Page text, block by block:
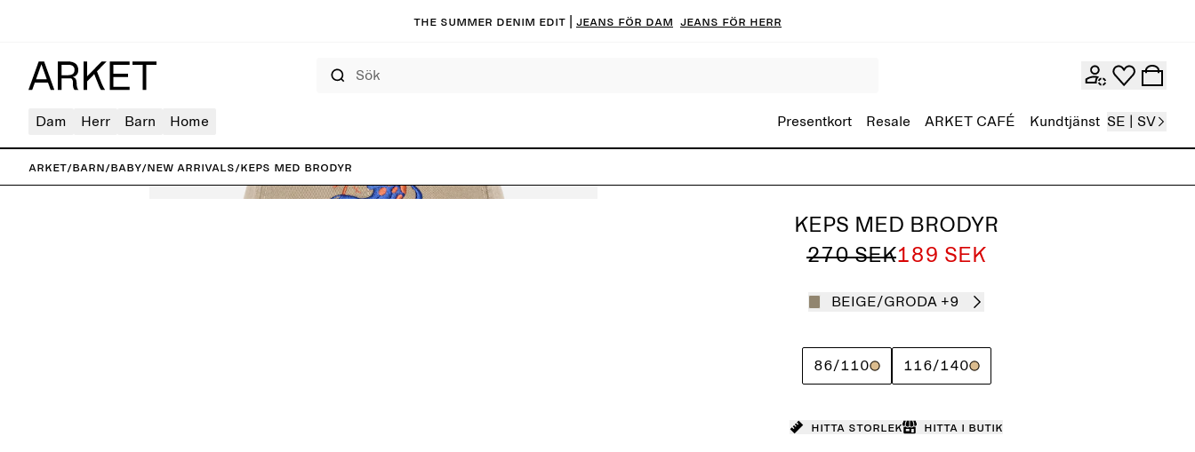
The summer denim edit | Jeans för dam Jeans för herr
Dam Herr Barn Home Presentkort Resale ARKET CAFÉ Kundtjänst SE | SV
ARKET/Barn/Baby/New arrivals/Keps med brodyr
KEPS MED BRODYR
270 SEK189 SEK
BEIGE/GRODA +9
86/110 116/140
Hitta storlek Hitta i butik